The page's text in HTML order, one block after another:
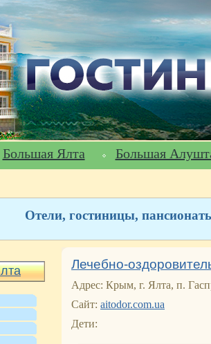
Большая Ялта Большая
Отели, гостиницы,
Лечебно-
Адрес: Крым, г. Ялта, п.
Сайт: aitodor.com.ua
Дети: